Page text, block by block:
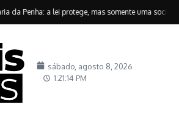
da Penha: a lei protege, mas somente uma
sábado, agosto 8, 2026
1:21:15 PM